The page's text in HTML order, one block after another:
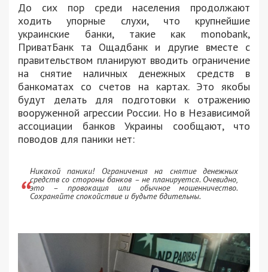
До сих пор среди населения продолжают
ходить упорные слухи, что крупнейшие
украинские банки, такие как monobank,
ПриватБанк та Ощадбанк и другие вместе с
правительством планируют вводить ограничение
на снятие наличных денежных средств в
банкоматах со счетов на картах. Это якобы
будут делать для подготовки к отражению
вооруженной агрессии России. Но в Независимой
ассоциации банков Украины сообщают, что
поводов для паники нет:
Никакой паники! Ограничения на снятие денежных
средств со стороны банков – не планируется. Очевидно,
это – провокация или обычное мошенничество.
Сохраняйте спокойствие и будьте бдительны.